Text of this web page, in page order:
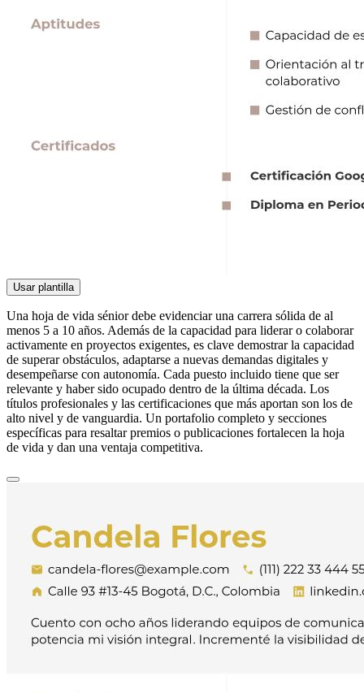
Usar plantilla
Una hoja de vida sénior debe evidenciar una carrera sólida de al
menos 5 a 10 años. Además de la capacidad para liderar o colaborar
activamente en proyectos exigentes, es clave demostrar la capacidad
de superar obstáculos, adaptarse a nuevas demandas digitales y
desempeñarse con autonomía. Cada puesto incluido tiene que ser
relevante y haber sido ocupado dentro de la última década. Los
títulos profesionales y las certificaciones que más aportan son los de
alto nivel y de vanguardia. Un portafolio completo y secciones
específicas para resaltar premios o publicaciones fortalecen la hoja
de vida y dan una ventaja competitiva.